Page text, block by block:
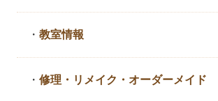
・教室情報
・修理・リメイク・ オーダーメイド